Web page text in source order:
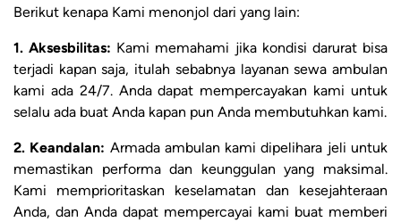
Berikut kenapa Kami menonjol dari yang lain:
1. Aksesbilitas: Kami memahami jika kondisi darurat bisa
terjadi kapan saja, itulah sebabnya layanan sewa ambulan
kami ada 24/7. Anda dapat mempercayakan kami untuk
selalu ada buat Anda kapan pun Anda membutuhkan kami.
2. Keandalan: Armada ambulan kami dipelihara jeli untuk
memastikan performa dan keunggulan yang maksimal.
Kami memprioritaskan keselamatan dan kesejahteraan
Anda, dan Anda dapat mempercayai kami buat memberi